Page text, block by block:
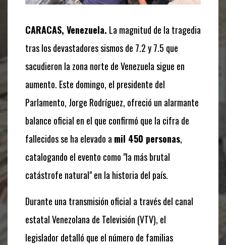
CARACAS, Venezuela. La magnitud de la tragedia
tras los devastadores sismos de 7.2 y 7.5 que
sacudieron la zona norte de Venezuela sigue en
aumento. Este domingo, el presidente del
Parlamento, Jorge Rodríguez, ofreció un alarmante
balance oficial en el que confirmó que la cifra de
fallecidos se ha elevado amil 450 personas,
catalogando el evento como "la más brutal
catástrofe natural" en la historia del país.
Durante una transmisión oficial a través del canal
estatal Venezolana de Televisión (VTV), el
legislador detalló que el número de familias